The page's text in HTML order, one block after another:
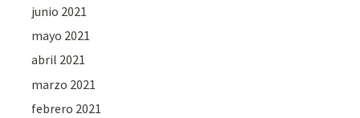
junio 2021
mayo 2021
abril 2021
marzo 2021
febrero 2021